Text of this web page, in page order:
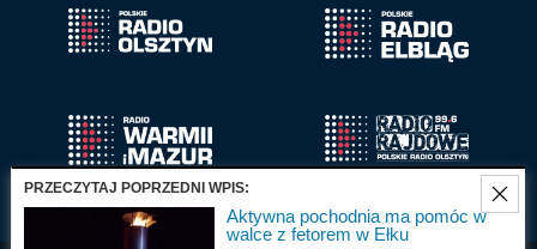
PRZECZYTAJ POPRZEDNI WPIS:
Aktywna pochodnia ma pomóc w
walce z fetorem w Ełku